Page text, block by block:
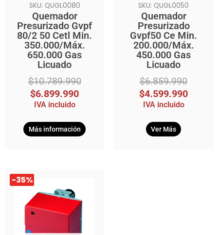
SKU: QUGL0080
Quemador
Presurizado Gvpf
80/2 50 Cetl Min.
350.000/Máx.
650.000 Gas
Licuado
$10.789.990
$6.899.990
IVA incluido
Más información
SKU: QUGL0050
Quemador
Presurizado
Gvpf50 Ce Min.
200.000/Máx.
450.000 Gas
Licuado
$6.859.990
$4.599.990
IVA incluido
Ver Más
-35%
El
precio
original
$6.039.990.
El
precio
actual
$3.899.990.